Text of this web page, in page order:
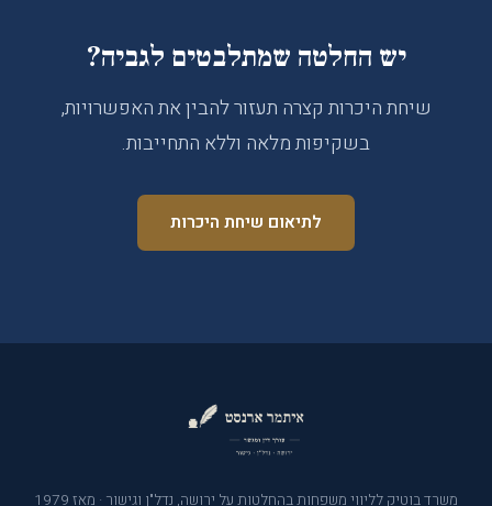
יש החלטה שמתלבטים לגביה?
שיחת היכרות קצרה תעזור להבין את האפשרויות,
בשקיפות מלאה וללא התחייבות.
לתיאום שיחת היכרות
משרד בוטיק לליווי משפחות בהחלטות על ירושה, נדל"ן וגישור · מאז 1979